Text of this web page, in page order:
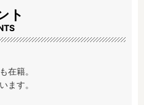
ト
在籍。
ます。
認可外保育園
事業所内保育所
児童発達支援事業所
テンダーの運営施設